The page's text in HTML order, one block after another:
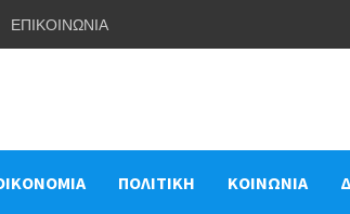
ΕΠΙΚΟΙΝΩΝΙΑ
ΠΟΛΙΤΙΚΗ ΚΟΙΝΩΝΙΑ